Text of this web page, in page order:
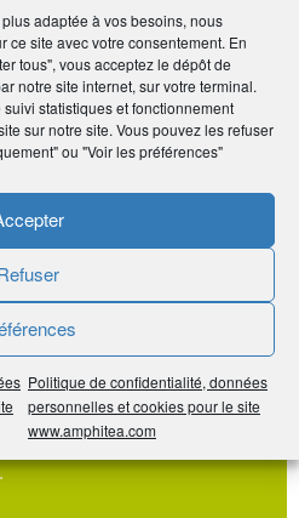
adaptée à vos besoins, nous
ce site avec votre consentement. En
tous", vous acceptez le dépôt de
notre site internet, sur votre terminal.
statistiques et fonctionnement
sur notre site. Vous pouvez les refuser
ou "Voir les préférences"
Politique de confidentialité, données
personnelles et cookies pour le site
www.amphitea.com
est celle de l’impôt sur le
sociaux bénéficieront de la
viagères à titre gratuit.
PER requiert donc une
et chiffrée en fonction des
Cette réflexion doit être
contrat, mais aussi à sa
complexité du dispositif, il
d’étudier la question avec